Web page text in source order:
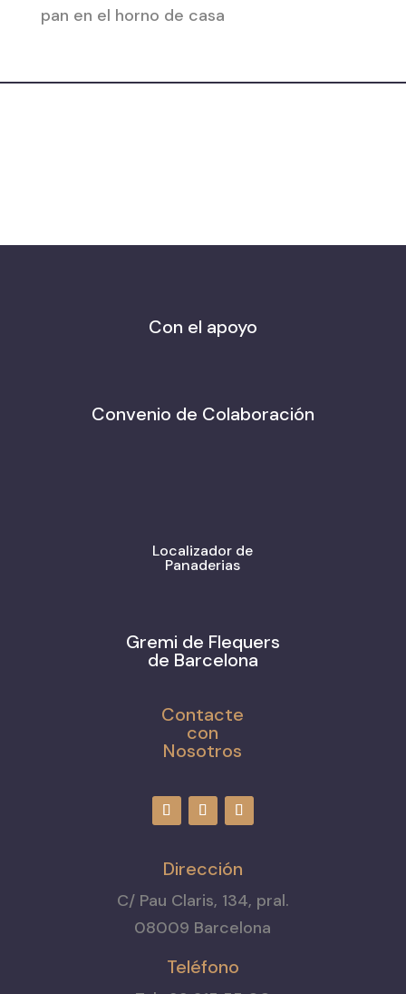
pan en el horno de casa
Con el apoyo
Convenio de Colaboración
Localizador de
Panaderias
Gremi de Flequers
de Barcelona
Contacte
con
Nosotros
Dirección
C/ Pau Claris, 134, pral.
08009 Barcelona
Teléfono